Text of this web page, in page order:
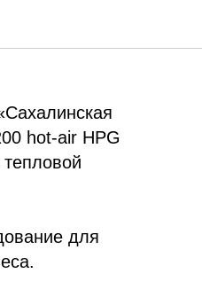
hot-air HPG
для